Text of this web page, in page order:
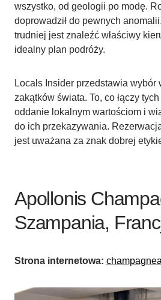
wszystko, od geologii po modę.
doprowadził do pewnych
trudniej jest znaleźć właściwy
idealny plan podróży.
Locals Insider przedstawia wybór
zakątków świata. To, co łączy
oddanie lokalnym wartościom i
do ich przekazywania.
jest uważana za znak dobrej
Apollonis
Szampania,
Strona internetowa: